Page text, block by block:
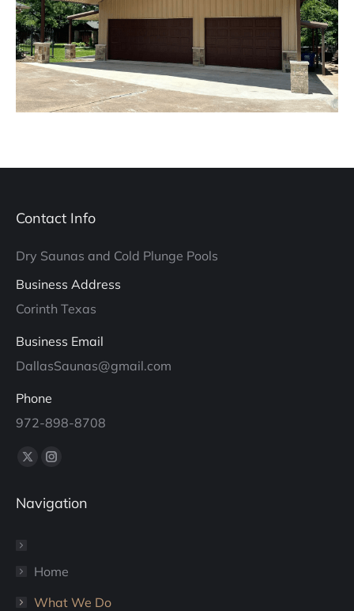
Contact Info
Dry Saunas and Cold Plunge Pools
Business Address
Corinth Texas
Business Email
DallasSaunas@gmail.com
Phone
972-898-8708
Find us on:
X
opens
window
Instagram
opens
window
Navigation
Home
What We Do